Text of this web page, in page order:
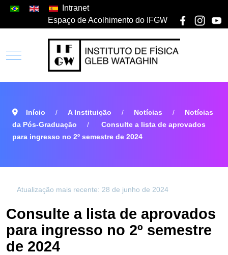
Intranet
Espaço de Acolhimento do IFGW
Início A Instituição Notícias
Notícias
da Pós-Graduação
Consulte a lista de aprovados
para ingresso no 2º semestre de 2024
Atualização mais recente: 28 de junho de 2024
Consulte a lista de aprovados
para ingresso no 2º semestre
de 2024